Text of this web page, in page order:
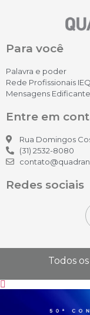
Para você
Palavra e poder
Rede Profissionais IEQ
Mensagens
Entre em
Rua Domingos
(31) 2532-8080
Redes sociais
Todos